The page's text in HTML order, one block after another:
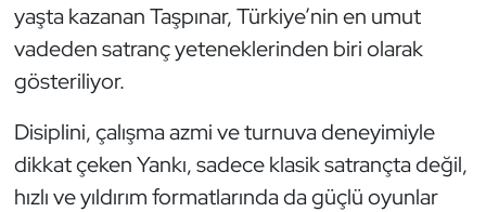
yaşta kazanan Taşpınar, Türkiye’nin en umut
vadeden satranç yeteneklerinden biri olarak
gösteriliyor.
Disiplini, çalışma azmi ve turnuva deneyimiyle
dikkat çeken Yankı, sadece klasik satrançta değil,
hızlı ve yıldırım formatlarında da güçlü oyunlar
Özel Sporcular
Paralimpik
Ragbi
Satranç